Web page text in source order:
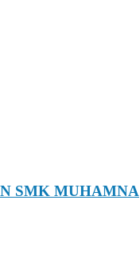
SMK MUHAMNA